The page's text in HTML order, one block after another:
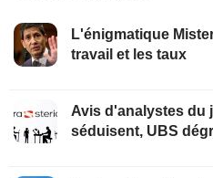
L'énigmatique
travail et les taux
Avis d'analystes du
séduisent, UBS